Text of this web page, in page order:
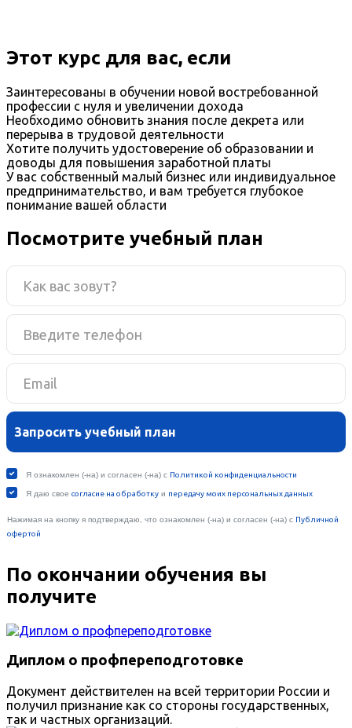
Этот курс для вас, если
Заинтересованы в обучении новой востребованной
профессии с нуля и увеличении дохода
Необходимо обновить знания после декрета или
перерыва в трудовой деятельности
Хотите получить удостоверение об образовании и
доводы для повышения заработной платы
У вас собственный малый бизнес или индивидуальное
предпринимательство, и вам требуется глубокое
понимание вашей области
Посмотрите учебный план
По окончании обучения вы
получите
Диплом о профпереподготовке
Документ действителен на всей территории России и
получил признание как со стороны государственных,
так и частных организаций.